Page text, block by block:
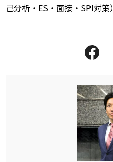
己分析・ES・面接・SPI対策）